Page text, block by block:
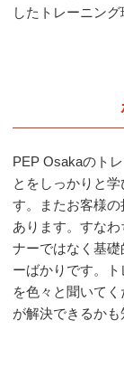
したトレーニン
PEP Osakaのト
とをしっかりと
す。またお客様
あります。すな
ナーではなく基
ーばかりです。
を色々と聞いて
が解決できるかも